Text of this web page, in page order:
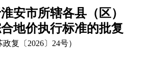
安市所辖各县（区）
地价执行标准的批复
政复〔2026〕24号）